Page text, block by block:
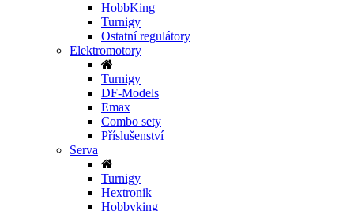
HobbKing
Turnigy
Ostatní regulátory
Elektromotory
Turnigy
DF-Models
Emax
Combo sety
Příslušenství
Serva
Turnigy
Hextronik
Hobbyking